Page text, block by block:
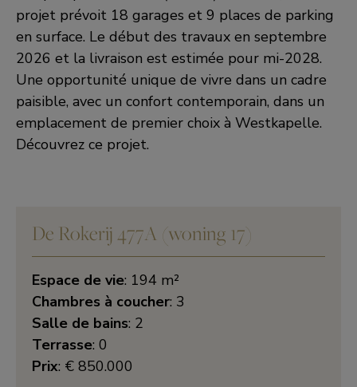
projet prévoit 18 garages et 9 places de parking
en surface. Le début des travaux en septembre
2026 et la livraison est estimée pour mi-2028.
Une opportunité unique de vivre dans un cadre
paisible, avec un confort contemporain, dans un
emplacement de premier choix à Westkapelle.
Découvrez ce projet.
De Rokerij 477A (woning 17)
Espace de vie: 194 m²
Chambres à coucher: 3
Salle de bains: 2
Terrasse: 0
Prix: € 850.000